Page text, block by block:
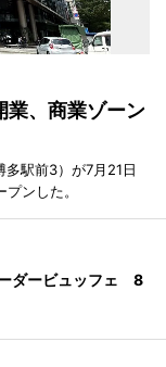
業、商業ゾーン
駅前3）が7月21日
ンした。
ダービュッフェ 8